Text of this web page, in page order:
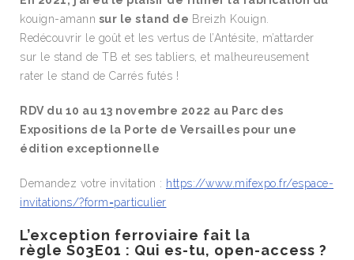
kouign-amann sur le stand de Breizh Kouign.
Redécouvrir le goût et les vertus de l’Antésite, m’attarder
sur le stand de TB et ses tabliers, et malheureusement
rater le stand de Carrés futés !
RDV du 10 au 13 novembre 2022 au Parc des
Expositions de la Porte de Versailles pour une
édition exceptionnelle
Demandez votre invitation : https://www.mifexpo.fr/espace-
invitations/?form=particulier
L’exception ferroviaire fait la
règle S03E01 : Qui es-tu, open-access ?